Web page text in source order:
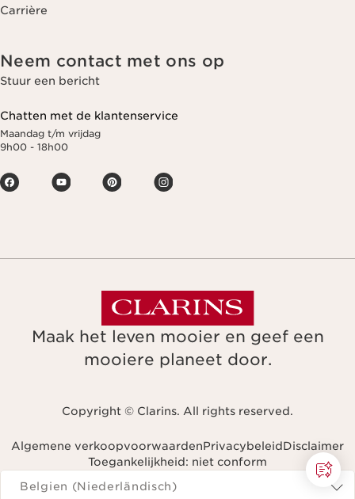
Carrière
Neem contact met ons op
Stuur een bericht
Chatten met de klantenservice
Maandag t/m vrijdag
9h00 - 18h00
Maak het leven mooier en geef een
mooiere planeet door.
Copyright © Clarins. All rights reserved.
Algemene verkoopvoorwaardenPrivacybeleidDisclaimer
Toegankelijkheid: niet conform
Navigeren naar
Belgien (Niederländisch)